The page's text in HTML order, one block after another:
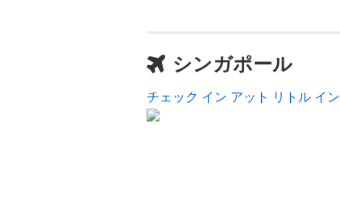
シンガポール
チェック イン アット リトル イ